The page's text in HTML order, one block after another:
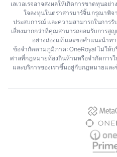
เลเวอเรจอาจส่งผลให้เกิดการขาดทุนอ
ใจลงทุนในตราสารมาร์จิ้น กรุณาพิ
ประสบการณ์ และความสามารถในการ
เสี่ยงมากกว่าที่คุณสามารถยอมรับการสูญ
อย่างถ่องแท้ และขอคำแนะนำทา
ข้อจำกัดตามภูมิภาค: OneRoyal ไม่ให้
ศาลที่กฎหมายท้องถิ่นห้ามหรือจำกัดการ
และบริการของเราขึ้นอยู่กับกฎหมายแล